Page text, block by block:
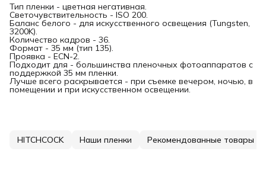
Тип пленки - цветная негативная.
Светочувствительность - ISO 200.
Баланс белого - для искусственного освещения (Tungsten,
3200K).
Количество кадров - 36.
Формат - 35 мм (тип 135).
Проявка - ECN-2.
Подходит для - большинства пленочных фотоаппаратов с
поддержкой 35 мм пленки.
Лучше всего раскрывается - при съемке вечером, ночью, в
помещении и при искусственном освещении.
HITCHCOCK Наши пленки Рекомендованные товары